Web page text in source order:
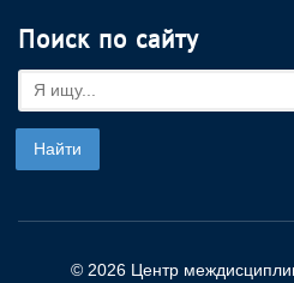
Поиск по сайту
© 2026 Центр